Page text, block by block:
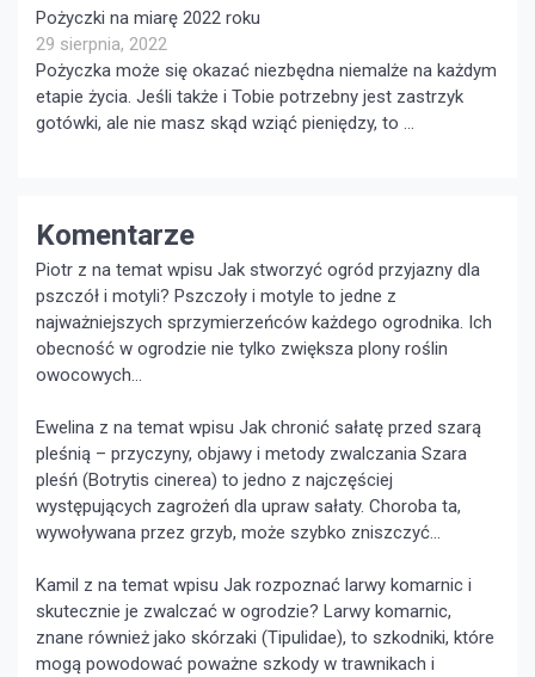
Pożyczki na miarę 2022 roku
29 sierpnia, 2022
Pożyczka może się okazać niezbędna niemalże na każdym
etapie życia. Jeśli także i Tobie potrzebny jest zastrzyk
gotówki, ale nie masz skąd wziąć pieniędzy, to …
Komentarze
Piotr z na temat wpisu Jak stworzyć ogród przyjazny dla
pszczół i motyli? Pszczoły i motyle to jedne z
najważniejszych sprzymierzeńców każdego ogrodnika. Ich
obecność w ogrodzie nie tylko zwiększa plony roślin
owocowych...
Ewelina z na temat wpisu Jak chronić sałatę przed szarą
pleśnią – przyczyny, objawy i metody zwalczania Szara
pleśń (Botrytis cinerea) to jedno z najczęściej
występujących zagrożeń dla upraw sałaty. Choroba ta,
wywoływana przez grzyb, może szybko zniszczyć...
Kamil z na temat wpisu Jak rozpoznać larwy komarnic i
skutecznie je zwalczać w ogrodzie? Larwy komarnic,
znane również jako skórzaki (Tipulidae), to szkodniki, które
mogą powodować poważne szkody w trawnikach i